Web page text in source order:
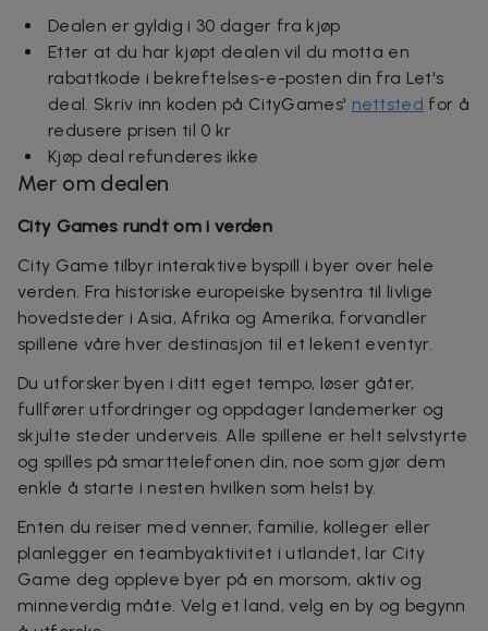
Dealen er gyldig i 30 dager fra kjøp
Etter at du har kjøpt dealen vil du motta en
rabattkode i bekreftelses-e-posten din fra Let's
deal. Skriv inn koden på CityGames' nettsted for å
redusere prisen til 0 kr
Kjøp deal refunderes ikke
Mer om dealen
City Games rundt om i verden
City Game tilbyr interaktive byspill i byer over hele
verden. Fra historiske europeiske bysentra til livlige
hovedsteder i Asia, Afrika og Amerika, forvandler
spillene våre hver destinasjon til et lekent eventyr.
Du utforsker byen i ditt eget tempo, løser gåter,
fullfører utfordringer og oppdager landemerker og
skjulte steder underveis. Alle spillene er helt selvstyrte
og spilles på smarttelefonen din, noe som gjør dem
enkle å starte i nesten hvilken som helst by.
Enten du reiser med venner, familie, kolleger eller
planlegger en teambyaktivitet i utlandet, lar City
Game deg oppleve byer på en morsom, aktiv og
minneverdig måte. Velg et land, velg en by og begynn